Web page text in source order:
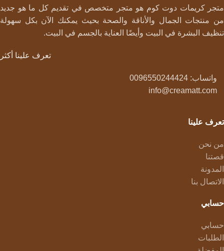
متجر كريمات دوت كوم هو متجر متخصص في تقديم كل ما هو جديد
من منتجات الجمال والأناقة والصحة بحيث يمكنك الآن بكل سهولة
تنظيف البشرة في البيت وأيضًا العناية بالجسم في البيت.
تعرف علينا أكثر
واتساب: 0096550244424
info@creamatt.com
تعرف علينا
من نحن
قصتنا
المدونة
الاتصال بنا
حسابي
حسابي
الطلبات